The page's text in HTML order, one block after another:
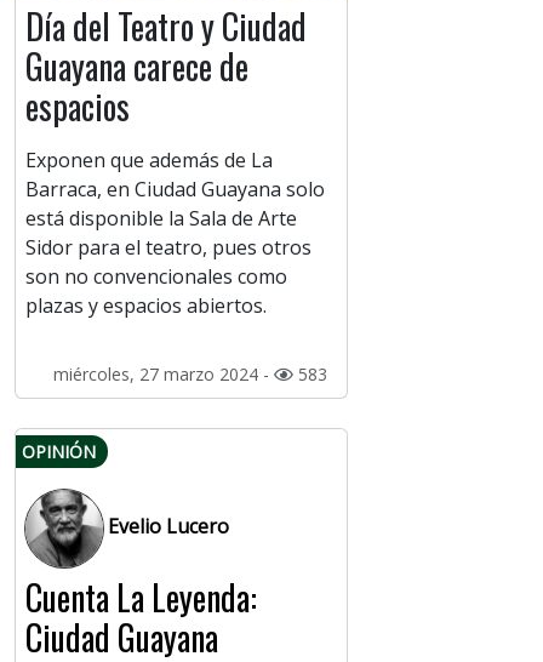
Día del Teatro y Ciudad
Guayana carece de
espacios
Exponen que además de La
Barraca, en Ciudad Guayana solo
está disponible la Sala de Arte
Sidor para el teatro, pues otros
son no convencionales como
plazas y espacios abiertos.
miércoles, 27 marzo 2024 - 583
OPINIÓN
Evelio Lucero
Cuenta La Leyenda:
Ciudad Guayana